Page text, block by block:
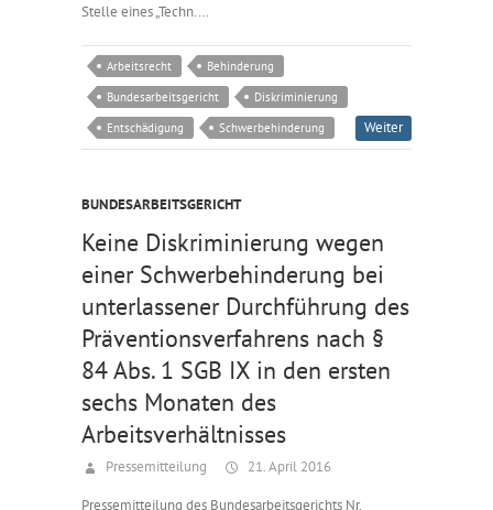
Stelle eines „Techn.…
Arbeitsrecht
Behinderung
Bundesarbeitsgericht
Diskriminierung
Entschädigung
Schwerbehinderung Weiter
BUNDESARBEITSGERICHT
Keine Diskriminierung wegen
einer Schwerbehinderung bei
unterlassener Durchführung des
Präventionsverfahrens nach §
84 Abs. 1 SGB IX in den ersten
sechs Monaten des
Arbeitsverhältnisses
Pressemitteilung 21. April 2016
Pressemitteilung des Bundesarbeitsgerichts Nr.